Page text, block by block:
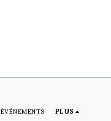
ÉVÉNEMENTS PLUS